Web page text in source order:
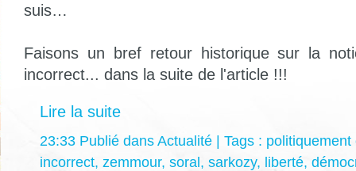
suis…
Faisons un bref retour historique sur la
incorrect... dans la suite de l'article !!!
Lire la suite
23:33 Publié dans Actualité | Tags : politiquement
incorrect, zemmour, soral, sarkozy, liberté,